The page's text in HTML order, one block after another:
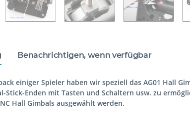
Benachrichtigen, wenn verfügbar
einiger Spieler haben wir speziell das AG01 Hall
Stick-Enden mit Tasten und Schaltern usw. zu
Hall Gimbals ausgewählt werden.